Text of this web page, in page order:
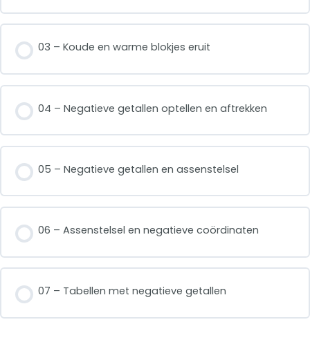
03 – Koude en warme blokjes eruit
04 – Negatieve getallen optellen en aftrekken
05 – Negatieve getallen en assenstelsel
06 – Assenstelsel en negatieve coördinaten
07 – Tabellen met negatieve getallen